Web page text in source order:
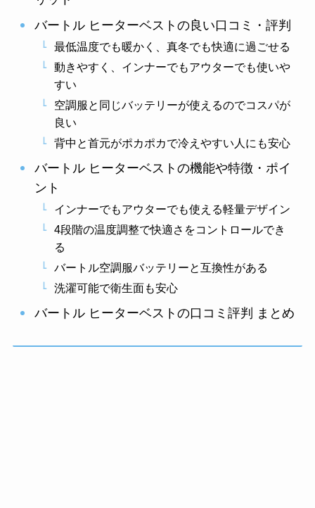
バートル ヒーターベストの良い口コミ・評判
最低温度でも暖かく、真冬でも快適に過ごせる
動きやすく、インナーでもアウターでも使いや
すい
空調服と同じバッテリーが使えるのでコスパが
良い
背中と首元がポカポカで冷えやすい人にも安心
バートル ヒーターベストの機能や特徴・ポイ
ント
インナーでもアウターでも使える軽量デザイン
4段階の温度調整で快適さをコントロールでき
る
バートル空調服バッテリーと互換性がある
洗濯可能で衛生面も安心
バートル ヒーターベストの口コミ評判 まとめ